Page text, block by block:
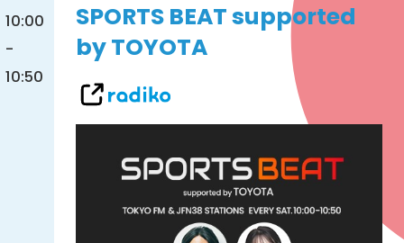
10:00
-
10:50
SPORTS BEAT supported
by TOYOTA